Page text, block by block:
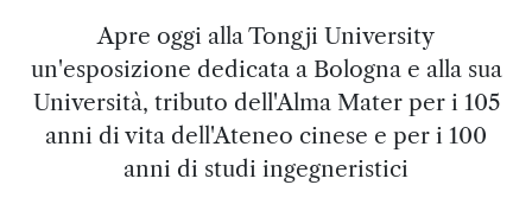
Apre oggi alla Tongji University
un'esposizione dedicata a Bologna e alla sua
Università, tributo dell'Alma Mater per i 105
anni di vita dell'Ateneo cinese e per i 100
anni di studi ingegneristici